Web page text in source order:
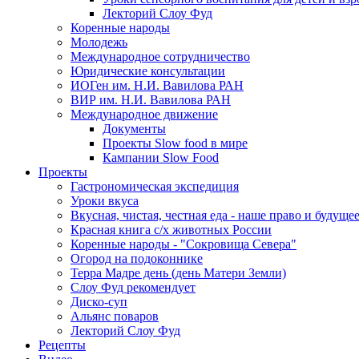
Лекторий Слоу Фуд
Коренные народы
Молодежь
Международное сотрудничество
Юридические консультации
ИОГен им. Н.И. Вавилова РАН
ВИР им. Н.И. Вавилова РАН
Международное движение
Документы
Проекты Slow food в мире
Кампании Slow Food
Проекты
Гастрономическая экспедиция
Уроки вкуса
Вкусная, чистая, честная еда - наше право и будущее
Красная книга с/х животных России
Коренные народы - "Сокровища Севера"
Огород на подоконнике
Терра Мадре день (день Матери Земли)
Слоу Фуд рекомендует
Диско-суп
Альянс поваров
Лекторий Слоу Фуд
Рецепты